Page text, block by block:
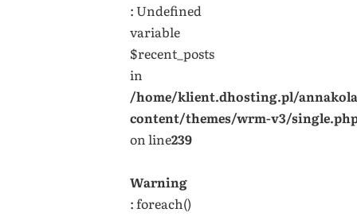
: Undefined
variable
$recent_posts
in
/home/klient.dhosting.pl/
content/themes/wrm-v3/
on line239
Warning
: foreach()